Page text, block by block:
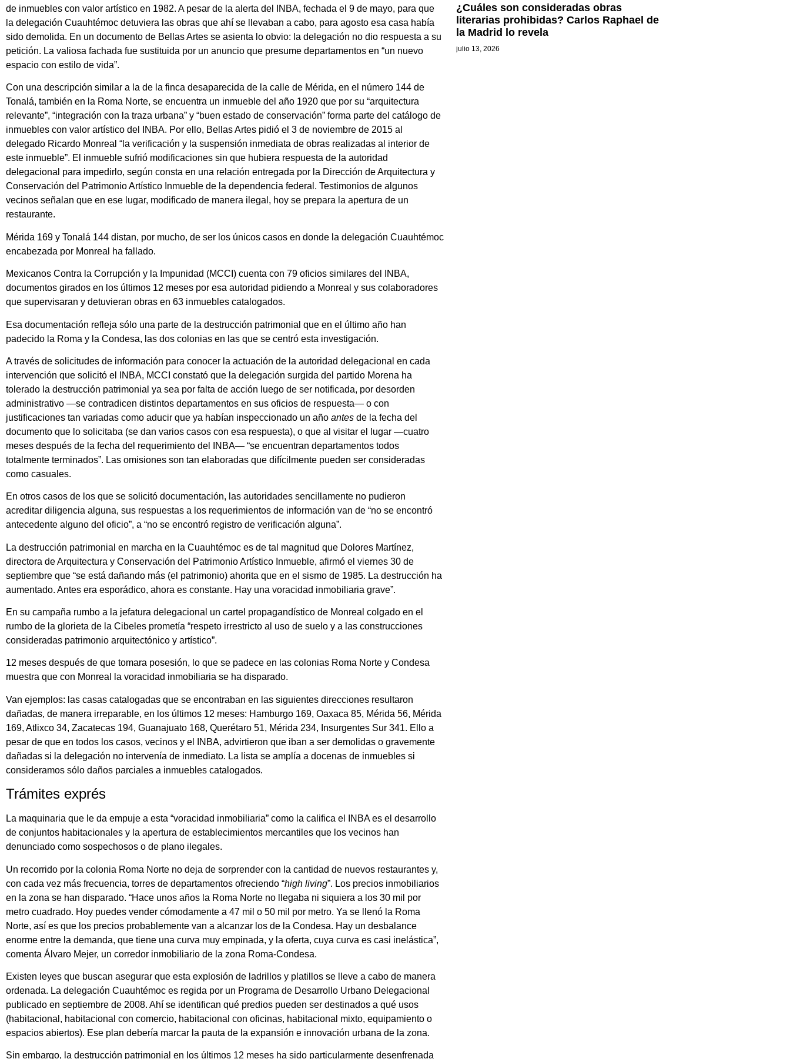
de inmuebles con valor artístico en 1982. A pesar de la alerta del INBA, fechada el 9 de mayo, para que
la delegación Cuauhtémoc detuviera las obras que ahí se llevaban a cabo, para agosto esa casa había
sido demolida. En un documento de Bellas Artes se asienta lo obvio: la delegación no dio respuesta a su
petición. La valiosa fachada fue sustituida por un anuncio que presume departamentos en “un nuevo
espacio con estilo de vida”.
Con una descripción similar a la de la finca desaparecida de la calle de Mérida, en el número 144 de
Tonalá, también en la Roma Norte, se encuentra un inmueble del año 1920 que por su “arquitectura
relevante”, “integración con la traza urbana” y “buen estado de conservación” forma parte del catálogo de
inmuebles con valor artístico del INBA. Por ello, Bellas Artes pidió el 3 de noviembre de 2015 al
delegado Ricardo Monreal “la verificación y la suspensión inmediata de obras realizadas al interior de
este inmueble”. El inmueble sufrió modificaciones sin que hubiera respuesta de la autoridad
delegacional para impedirlo, según consta en una relación entregada por la Dirección de Arquitectura y
Conservación del Patrimonio Artístico Inmueble de la dependencia federal. Testimonios de algunos
vecinos señalan que en ese lugar, modificado de manera ilegal, hoy se prepara la apertura de un
restaurante.
Mérida 169 y Tonalá 144 distan, por mucho, de ser los únicos casos en donde la delegación Cuauhtémoc
encabezada por Monreal ha fallado.
Mexicanos Contra la Corrupción y la Impunidad (MCCI) cuenta con 79 oficios similares del INBA,
documentos girados en los últimos 12 meses por esa autoridad pidiendo a Monreal y sus colaboradores
que supervisaran y detuvieran obras en 63 inmuebles catalogados.
Esa documentación refleja sólo una parte de la destrucción patrimonial que en el último año han
padecido la Roma y la Condesa, las dos colonias en las que se centró esta investigación.
A través de solicitudes de información para conocer la actuación de la autoridad delegacional en cada
intervención que solicitó el INBA, MCCI constató que la delegación surgida del partido Morena ha
tolerado la destrucción patrimonial ya sea por falta de acción luego de ser notificada, por desorden
administrativo —se contradicen distintos departamentos en sus oficios de respuesta— o con
justificaciones tan variadas como aducir que ya habían inspeccionado un año antes de la fecha del
documento que lo solicitaba (se dan varios casos con esa respuesta), o que al visitar el lugar —cuatro
meses después de la fecha del requerimiento del INBA— “se encuentran departamentos todos
totalmente terminados”. Las omisiones son tan elaboradas que difícilmente pueden ser consideradas
como casuales.
En otros casos de los que se solicitó documentación, las autoridades sencillamente no pudieron
acreditar diligencia alguna, sus respuestas a los requerimientos de información van de “no se encontró
antecedente alguno del oficio”, a “no se encontró registro de verificación alguna”.
La destrucción patrimonial en marcha en la Cuauhtémoc es de tal magnitud que Dolores Martínez,
directora de Arquitectura y Conservación del Patrimonio Artístico Inmueble, afirmó el viernes 30 de
septiembre que “se está dañando más (el patrimonio) ahorita que en el sismo de 1985. La destrucción ha
aumentado. Antes era esporádico, ahora es constante. Hay una voracidad inmobiliaria grave”.
En su campaña rumbo a la jefatura delegacional un cartel propagandístico de Monreal colgado en el
rumbo de la glorieta de la Cibeles prometía “respeto irrestricto al uso de suelo y a las construcciones
consideradas patrimonio arquitectónico y artístico”.
12 meses después de que tomara posesión, lo que se padece en las colonias Roma Norte y Condesa
muestra que con Monreal la voracidad inmobiliaria se ha disparado.
Van ejemplos: las casas catalogadas que se encontraban en las siguientes direcciones resultaron
dañadas, de manera irreparable, en los últimos 12 meses: Hamburgo 169, Oaxaca 85, Mérida 56, Mérida
169, Atlixco 34, Zacatecas 194, Guanajuato 168, Querétaro 51, Mérida 234, Insurgentes Sur 341. Ello a
pesar de que en todos los casos, vecinos y el INBA, advirtieron que iban a ser demolidas o gravemente
dañadas si la delegación no intervenía de inmediato. La lista se amplía a docenas de inmuebles si
consideramos sólo daños parciales a inmuebles catalogados.
Trámites exprés
La maquinaria que le da empuje a esta “voracidad inmobiliaria” como la califica el INBA es el desarrollo
de conjuntos habitacionales y la apertura de establecimientos mercantiles que los vecinos han
denunciado como sospechosos o de plano ilegales.
Un recorrido por la colonia Roma Norte no deja de sorprender con la cantidad de nuevos restaurantes y,
con cada vez más frecuencia, torres de departamentos ofreciendo “high living”. Los precios inmobiliarios
en la zona se han disparado. “Hace unos años la Roma Norte no llegaba ni siquiera a los 30 mil por
metro cuadrado. Hoy puedes vender cómodamente a 47 mil o 50 mil por metro. Ya se llenó la Roma
Norte, así es que los precios probablemente van a alcanzar los de la Condesa. Hay un desbalance
enorme entre la demanda, que tiene una curva muy empinada, y la oferta, cuya curva es casi inelástica”,
comenta Álvaro Mejer, un corredor inmobiliario de la zona Roma-Condesa.
Existen leyes que buscan asegurar que esta explosión de ladrillos y platillos se lleve a cabo de manera
ordenada. La delegación Cuauhtémoc es regida por un Programa de Desarrollo Urbano Delegacional
publicado en septiembre de 2008. Ahí se identifican qué predios pueden ser destinados a qué usos
(habitacional, habitacional con comercio, habitacional con oficinas, habitacional mixto, equipamiento o
espacios abiertos). Ese plan debería marcar la pauta de la expansión e innovación urbana de la zona.
Sin embargo, la destrucción patrimonial en los últimos 12 meses ha sido particularmente desenfrenada
¿Cuáles son consideradas obras
literarias prohibidas? Carlos Raphael de
la Madrid lo revela
julio 13, 2026